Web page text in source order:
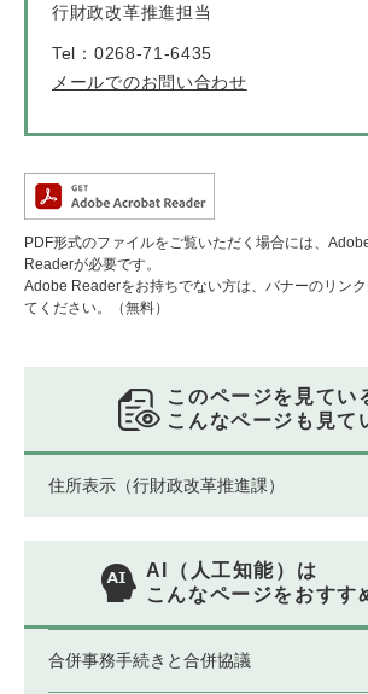
行財政改革推進担当
Tel：0268-71-6435
メールでのお問い合わせ
PDF形式のファイルをご覧いただく場合には、
Readerが必要です。
Adobe Readerをお持ちでない方は、バナーのリン
てください。（無料）
このページを見てい
こんなページも見て
住所表示（行財政改革推進課）
AI（人工知能）は
こんなページをおすす
合併事務手続きと合併協議